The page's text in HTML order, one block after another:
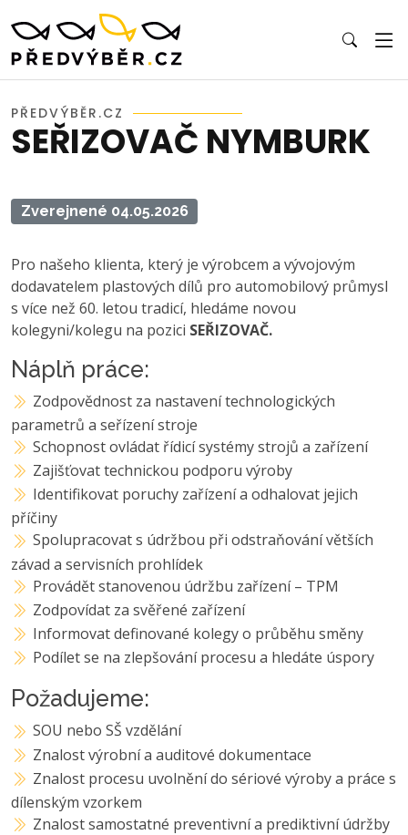
PŘEDVÝBĚR.CZ
SEŘIZOVAČ NYMBURK
Zverejnené 04.05.2026
Pro našeho klienta, který je výrobcem a vývojovým
dodavatelem plastových dílů pro automobilový průmysl
s více než 60. letou tradicí, hledáme novou
kolegyni/kolegu na pozici SEŘIZOVAČ.
Náplň práce:
Zodpovědnost za nastavení technologických
parametrů a seřízení stroje
Schopnost ovládat řídicí systémy strojů a zařízení
Zajišťovat technickou podporu výroby
Identifikovat poruchy zařízení a odhalovat jejich
příčiny
Spolupracovat s údržbou při odstraňování větších
závad a servisních prohlídek
Provádět stanovenou údržbu zařízení – TPM
Zodpovídat za svěřené zařízení
Informovat definované kolegy o průběhu směny
Podílet se na zlepšování procesu a hledáte úspory
Požadujeme:
SOU nebo SŠ vzdělání
Znalost výrobní a auditové dokumentace
Znalost procesu uvolnění do sériové výroby a práce s
dílenským vzorkem
Znalost samostatné preventivní a prediktivní údržby